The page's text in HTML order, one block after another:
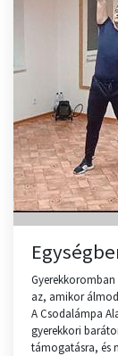
az, amikor
A Csodalámpa
gyerekkori
támogatásra, és